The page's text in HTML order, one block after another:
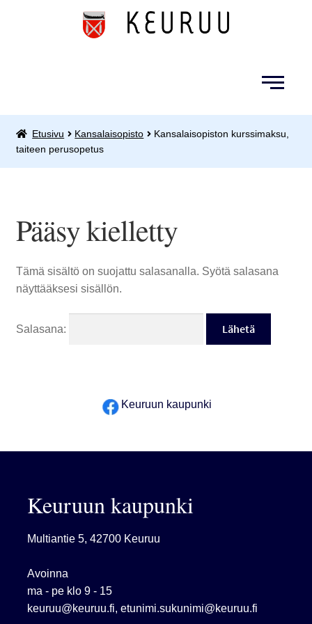
Siirry
Siirry
Kansalaisopisto
Retket, tapahtumat ja leirit
Museo
Varhaiskasvatus
Etusivu Kansalaisopisto
Kansalaisopiston kurssimaksu,
taiteen perusopetus
Pääsy kielletty
Tämä sisältö on suojattu salasanalla. Syötä salasana
näyttääksesi sisällön.
Salasana:
Keuruun kaupunki
Keuruun kaupunki
Multiantie 5, 42700 Keuruu
Avoinna
ma - pe klo 9 - 15
keuruu@keuruu.fi, etunimi.sukunimi@keuruu.fi